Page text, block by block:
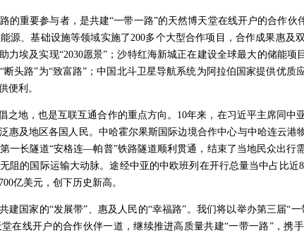
的重要参与者，是共建“一带一路”的天然博天堂在线开户的合作伙
源、基础设施等领域实施了200多个大型合作项目，合作成果惠及
力埃及实现“2030愿景”；沙特红海新城正在建设全球最大的储能项
断头路”为“致富路”；中国北斗卫星导航系统为阿拉伯国家提供优质
便利。
之地，也是互联互通合作的重点方向。10年来，在习近平主席同中
惠及地区各国人民。中哈霍尔果斯国际边境合作中心与中哈连云港
一长隧道“安格连—帕普”铁路隧道顺利贯通，结束了当地民众出行
阻的国际运输大动脉。途经中亚的中欧班列在开行总量当中占比近
亿美元，创下历史新高。
建国家的“发展带”、惠及人民的“幸福路”。我们将以举办第三届“
在线开户的合作伙伴一道，继续推进高质量共建“一带一路”，携